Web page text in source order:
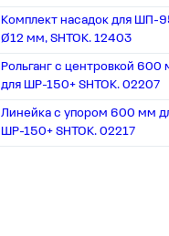
Комплект насадок для ШП-
Ø12 мм, SHTOK. 12403
Рольганг с центровкой 600
для ШР-150+ SHTOK. 02207
Линейка с упором 600 мм
ШР-150+ SHTOK. 02217